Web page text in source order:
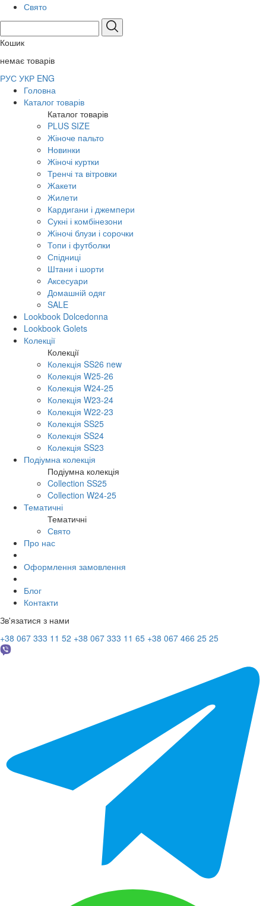
Свято
Кошик
немає товарів
РУС УКР ENG
Головна
Каталог товарів
Каталог товарів
PLUS SIZE
Жіноче пальто
Новинки
Жіночі куртки
Тренчі та вітровки
Жакети
Жилети
Кардигани і джемпери
Сукні і комбінезони
Жіночі блузи і сорочки
Топи і футболки
Спідниці
Штани і шорти
Аксесуари
Домашній одяг
SALE
Lookbook Dolcedonna
Lookbook Golets
Колекції
Колекції
Колекція SS26 new
Колекція W25-26
Колекція W24-25
Колекція W23-24
Колекція W22-23
Колекція SS25
Колекція SS24
Колекція SS23
Подіумна колекція
Подіумна колекція
Collection SS25
Collection W24-25
Тематичні
Тематичні
Свято
Про нас
Оформлення замовлення
Блог
Контакти
Зв'язатися з нами
+38 067 333 11 52 +38 067 333 11 65 +38 067 466 25 25